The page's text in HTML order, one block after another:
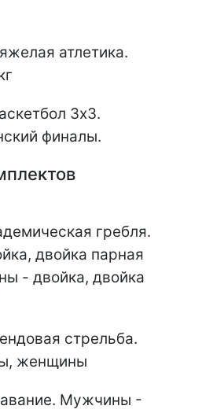
атлетика.
3х3.
финалы.
гребля.
двойка парная
- двойка, двойка
стрельба.
женщины
Мужчины -